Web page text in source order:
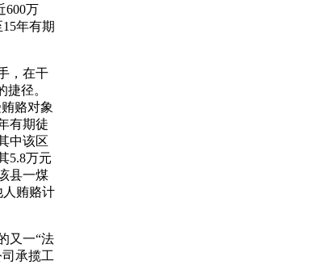
600万
年有期
，在干
径。
赂对象
有期徒
中该区
5.8万元
县一煤
贿赂计
又一“法
承揽工